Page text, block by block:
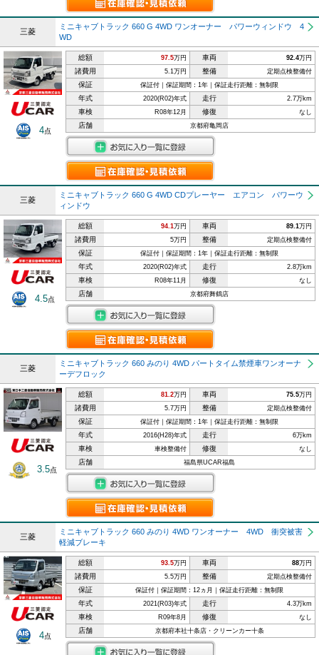
三菱
ミニキャブトラック 660 G 4WD ワンオーナー パワーウィンドウ 4
WD
4点
総額 97.5万円 車両 92.4万円
諸費用 5.1万円 整備 定期点検整備付
保証 保証付｜保証期間：1年｜保証走行距離：無制限
年式 2020(R02)年式 走行 2.7万km
車検 R08年12月 修復 なし
店舗 京都府亀岡店
三菱
ミニキャブトラック 660 G 4WD CDプレーヤー エアコン パワーウ
ィンドウ
4.5点
総額 94.1万円 車両 89.1万円
諸費用 5万円 整備 定期点検整備付
保証 保証付｜保証期間：1年｜保証走行距離：無制限
年式 2020(R02)年式 走行 2.8万km
車検 R08年11月 修復 なし
店舗 京都府舞鶴店
三菱
ミニキャブトラック 660 みのり 4WD パートタイム禁煙車ワンオーナ
ーデフロック
3.5点
総額 81.2万円 車両 75.5万円
諸費用 5.7万円 整備 定期点検整備付
保証 保証付｜保証期間：1年｜保証走行距離：無制限
年式 2016(H28)年式 走行 6万km
車検 車検整備付 修復 なし
店舗 福島県UCAR福島
三菱
ミニキャブトラック 660 みのり 4WD ワンオーナー 4WD 衝突被害
軽減ブレーキ
4点
総額 93.5万円 車両 88万円
諸費用 5.5万円 整備 定期点検整備付
保証 保証付｜保証期間：12ヵ月｜保証走行距離：無制限
年式 2021(R03)年式 走行 4.3万km
車検 R09年8月 修復 なし
店舗 京都府本社十条店・クリーンカー十条